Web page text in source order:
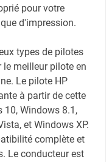
pour votre
d'impression.
types de pilotes
meilleur pilote en
Le pilote HP
à partir de cette
Windows 8.1,
et Windows XP.
complète et
Le conducteur est